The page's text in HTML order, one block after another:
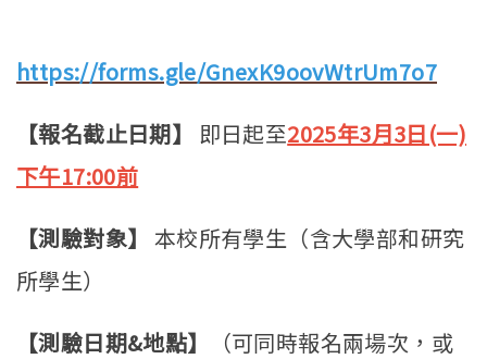
https://forms.gle/GnexK9oovWtrUm7o7
【報名截止日期】
即日起至2025年3月3日(一)
下午17:00前
【測驗對象】 本校所有學生（含大學部和研究
所學生）
【測驗日期&地點】
（可同時報名兩場次，或